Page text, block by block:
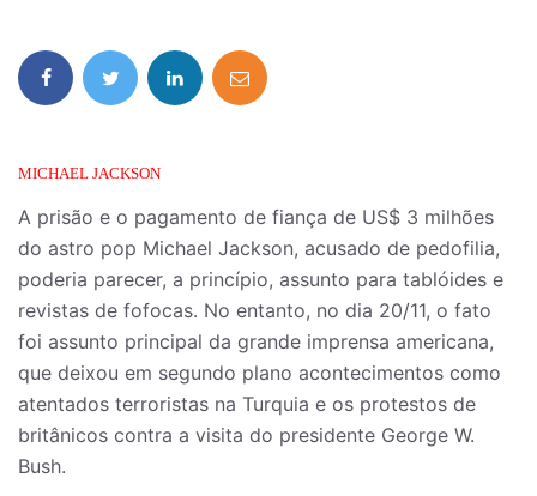
MICHAEL JACKSON
A prisão e o pagamento de fiança de US$ 3 milhões
do astro pop Michael Jackson, acusado de pedofilia,
poderia parecer, a princípio, assunto para tablóides e
revistas de fofocas. No entanto, no dia 20/11, o fato
foi assunto principal da grande imprensa americana,
que deixou em segundo plano acontecimentos como
atentados terroristas na Turquia e os protestos de
britânicos contra a visita do presidente George W.
Bush.